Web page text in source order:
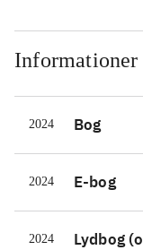
Informationer
2024 Bog
2024 E-bog
2024 Lydbog